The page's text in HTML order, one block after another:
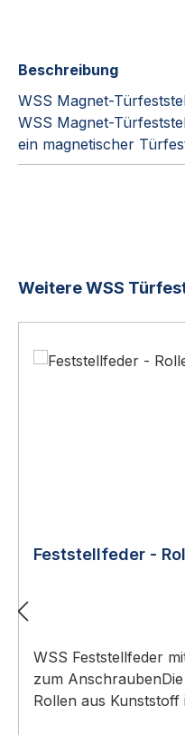
Beschreibung
WSS Magnet-
WSS Magnet-
ein magnetischer
Produktgalerie
Weitere WSS
Feststellfeder -
WSS Feststellfeder
zum
Rollen aus Kunststoff